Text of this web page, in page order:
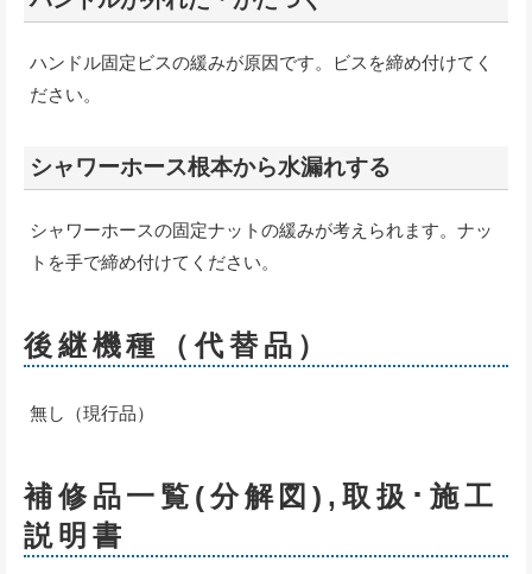
ハンドル固定ビスの緩みが原因です。ビスを締め付けてく
ださい。
シャワーホース根本から水漏れする
シャワーホースの固定ナットの緩みが考えられます。ナッ
トを手で締め付けてください。
後継機種（代替品）
無し（現行品）
補修品一覧(分解図),取扱･施工
説明書